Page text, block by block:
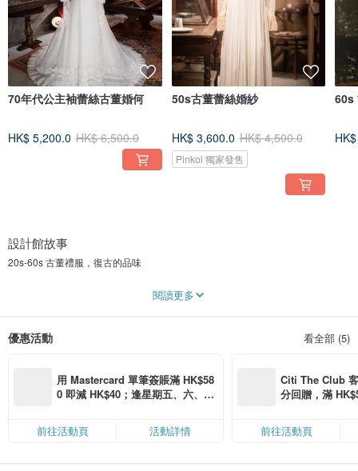
70年代公主袖蕾絲古董婚何
HK$ 5,200.0 HK$ 6,500.0
50s古董蕾絲婚紗
HK$ 3,600.0 HK$ 4,500.0
Pinkoi 獨家發售
60s
設計館故事
20s-60s 古董禮服，復古的品味
我們的古董實體店設在香港的銅鑼灣，歡迎預約參觀！
地址：香港銅鑼灣糖街銅鑼灣中心五樓503室
There is always a poem,”something old something new something borrowed
We are located in the centre of causeway bay.Welcome for the visit !
Our address : room502, causeway bay centre , sugar street 15-23 , causeway,
Hong Kong
閱讀更多
優惠活動 看全部 (5)
用 Mastercard 單筆簽賬滿 HK$58
0 即減 HK$40；逢星期五、六、日
限，額滿即止，僅限「常用信用
卡」結帳）
前往活動頁 活動詳情
Citi The Club
分回贈，滿
前往活動頁